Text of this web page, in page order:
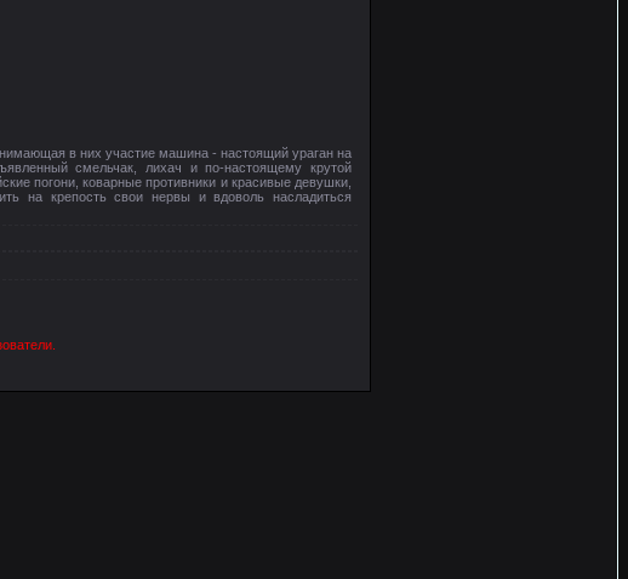
в них участие машина - настоящий ураган на
смельчак, лихач и по-настоящему крутой
погони, коварные противники и красивые девушки,
на крепость свои нервы и вдоволь насладиться